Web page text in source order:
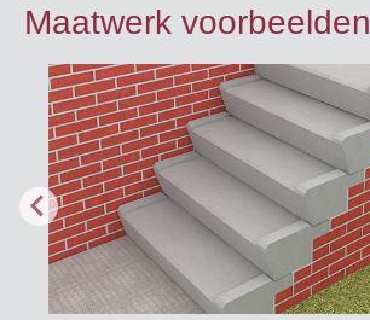
Maatwerk voorbeelden